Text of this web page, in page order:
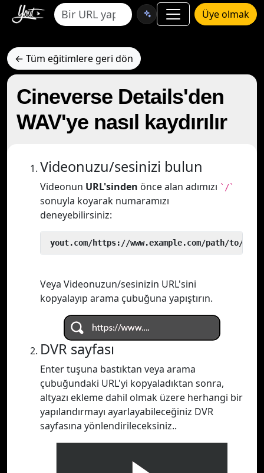
Üye olmak
← Tüm eğitimlere geri dön
Cineverse Details'den
WAV'ye nasıl kaydırılır
Videonuzu/sesinizi bulun
Videonun URL'sinden önce alan adımızı `/`
sonuyla koyarak numaramızı
deneyebilirsiniz:
yout.com/https://www.example.com/path/to/
Veya Videonuzun/sesinizin URL'sini
kopyalayıp arama çubuğuna yapıştırın.
DVR sayfası
Enter tuşuna bastıktan veya arama
çubuğundaki URL'yi kopyaladıktan sonra,
altyazı ekleme dahil olmak üzere herhangi bir
yapılandırmayı ayarlayabileceğiniz DVR
sayfasına yönlendirileceksiniz..